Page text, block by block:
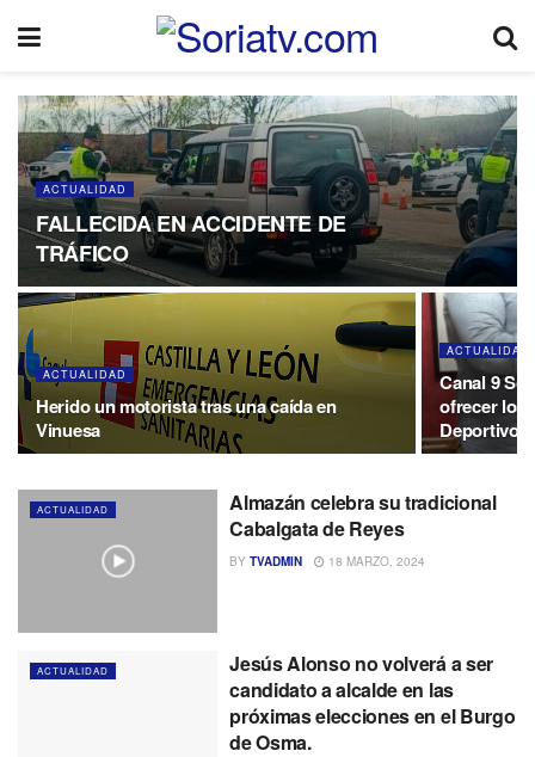
ACTUALIDAD
FALLECIDA EN ACCIDENTE DE
TRÁFICO
ACTUALIDAD
Herido un motorista tras una caída en
Vinuesa
ACTUALIDAD
Canal 9
ofrecer los
Deportivo
ACTUALIDAD
Almazán celebra su tradicional
Cabalgata de Reyes
BY TVADMIN 18 MARZO, 2024
ACTUALIDAD
Jesús Alonso no volverá a ser
candidato a alcalde en las
próximas elecciones en el Burgo
de Osma.